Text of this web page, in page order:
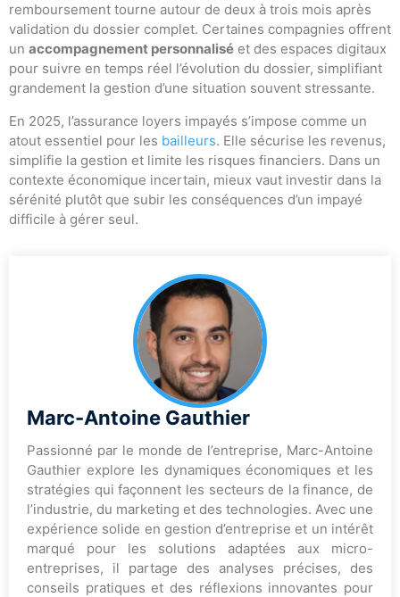
remboursement tourne autour de deux à trois mois après
validation du dossier complet. Certaines compagnies offrent
un accompagnement personnalisé et des espaces digitaux
pour suivre en temps réel l’évolution du dossier, simplifiant
grandement la gestion d’une situation souvent stressante.
En 2025, l’assurance loyers impayés s’impose comme un
atout essentiel pour les bailleurs. Elle sécurise les revenus,
simplifie la gestion et limite les risques financiers. Dans un
contexte économique incertain, mieux vaut investir dans la
sérénité plutôt que subir les conséquences d’un impayé
difficile à gérer seul.
Marc-Antoine Gauthier
Passionné par le monde de l’entreprise, Marc-Antoine
Gauthier explore les dynamiques économiques et les
stratégies qui façonnent les secteurs de la finance, de
l’industrie, du marketing et des technologies. Avec une
expérience solide en gestion d’entreprise et un intérêt
marqué pour les solutions adaptées aux micro-
entreprises, il partage des analyses précises, des
conseils pratiques et des réflexions innovantes pour